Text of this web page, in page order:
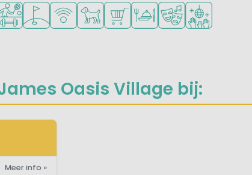
jonge kinderen
voor tieners
mogelijkheden om te sporten
Golfbaan in de buurt
WiFi beschikbaar
Huisdieren toegestaan
Campingwinkel/Supermarkt
Restaurant of pizzeria
Animatieprogramma
Discotheek
Oasis Village bij:
Meer info »